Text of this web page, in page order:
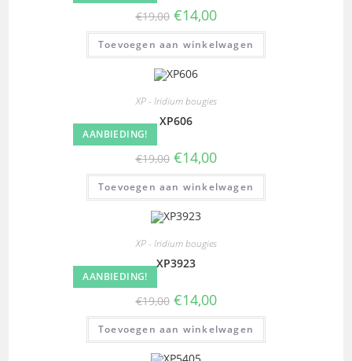
€19,00 €14,00
Toevoegen aan winkelwagen
AANBIEDING!
XP - Iridium bougies
XP606
€19,00 €14,00
Toevoegen aan winkelwagen
AANBIEDING!
XP - Iridium bougies
XP3923
€19,00 €14,00
Toevoegen aan winkelwagen